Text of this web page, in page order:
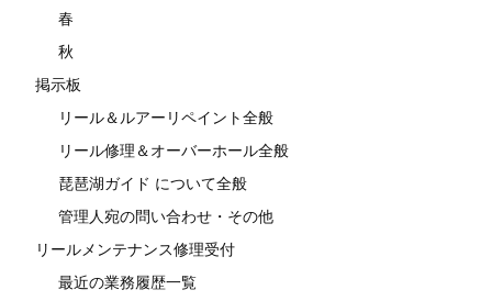
春
秋
掲示板
リール＆ルアーリペイント全般
リール修理＆オーバーホール全般
琵琶湖ガイド について全般
管理人宛の問い合わせ・その他
リールメンテナンス修理受付
最近の業務履歴一覧